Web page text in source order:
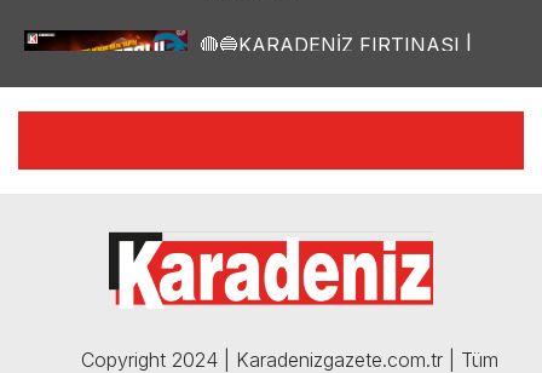
🔴🔵KARADENİZ FIRTINASI |
🔴🔵KARADENİZ FIRTINASI |
05.12.2024
Copyright 2024 | Karadenizgazete.com.tr | Tüm